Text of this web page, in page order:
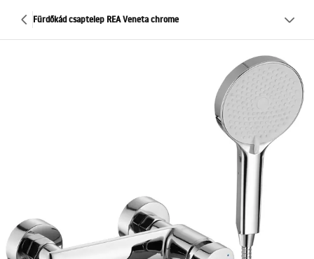
Fürdőkád csaptelep REA Veneta chrome